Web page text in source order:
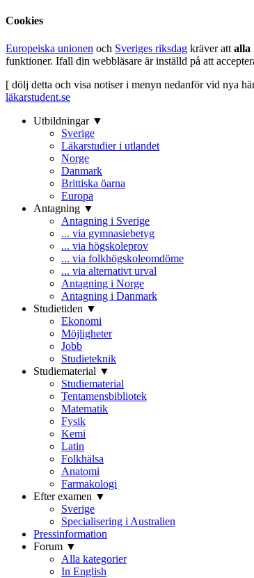
Cookies
Europeiska unionen och Sveriges riksdag kräver att alla
funktioner. Ifall din webbläsare är inställd på att
[ dölj detta och visa notiser i menyn nedanför vid nya
läkarstudent.se
Utbildningar ▼
Sverige
Läkarstudier i utlandet
Norge
Danmark
Brittiska öarna
Europa
Antagning ▼
Antagning i Sverige
... via gymnasiebetyg
... via högskoleprov
... via folkhögskoleomdöme
... via alternativt urval
Antagning i Norge
Antagning i Danmark
Studietiden ▼
Ekonomi
Möjligheter
Jobb
Studieteknik
Studiematerial ▼
Studiematerial
Tentamensbibliotek
Matematik
Fysik
Kemi
Latin
Folkhälsa
Anatomi
Farmakologi
Efter examen ▼
Sverige
Specialisering i Australien
Pressinformation
Forum ▼
Alla kategorier
In English